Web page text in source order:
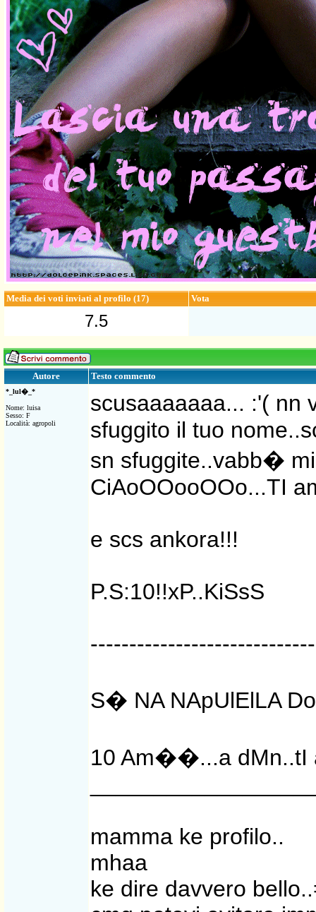
Media dei voti inviati al profilo (17) Vota
7.5
Autore Testo commento
*_lul�_*
Nome: luisa
Sesso: F
Località: agropoli
scusaaaaaaa... :'( nn
sfuggito il tuo
sn sfuggite..vabb�
CiAoOOooOOo...TI
e scs ankora!!!
P.S:10!!xP..KiSsS
S� NA NApUlElLA
10 Am��...a dMn..tI
mamma ke profilo..
mhaa
ke dire davvero